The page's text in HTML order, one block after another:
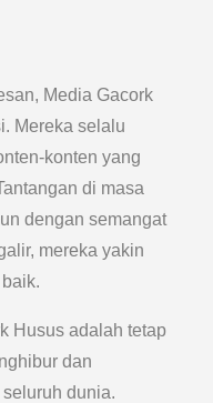
Media Gacork
Mereka selalu
konten yang
di masa
dengan semangat
mereka yakin
Husus adalah tetap
dan
dunia.